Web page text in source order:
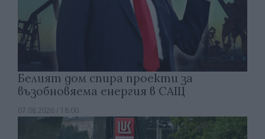
Белият дом спира проекти за
възобновяема енергия в САЩ
07.08.2026 / 18:00